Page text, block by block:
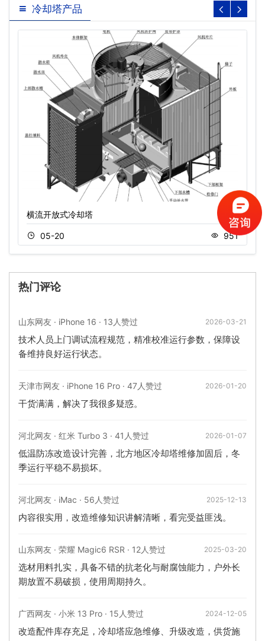
冷却塔产品
横流开放式冷却塔
05-20 951
热门评论
山东网友 · iPhone 16 · 13人赞过 2026-03-21
技术人员上门调试流程规范，精准校准运行参数，保障设
备维持良好运行状态。
天津市网友 · iPhone 16 Pro · 47人赞过 2026-01-20
干货满满，解决了我很多疑惑。
河北网友 · 红米 Turbo 3 · 41人赞过 2026-01-07
低温防冻改造设计完善，北方地区冷却塔维修加固后，冬
季运行平稳不易损坏。
河北网友 · iMac · 56人赞过 2025-12-13
内容很实用，改造维修知识讲解清晰，看完受益匪浅。
山东网友 · 荣耀 Magic6 RSR · 12人赞过 2025-03-20
选材用料扎实，具备不错的抗老化与耐腐蚀能力，户外长
期放置不易破损，使用周期持久。
广西网友 · 小米 13 Pro · 15人赞过 2024-12-05
改造配件库存充足，冷却塔应急维修、升级改造，供货施